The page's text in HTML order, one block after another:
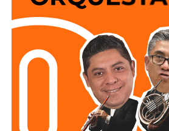
automovilistas,
peatones